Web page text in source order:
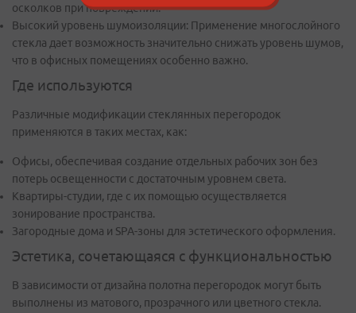
осколков при повреждении.
Высокий уровень шумоизоляции: Применение многослойного
стекла дает возможность значительно снижать уровень шумов,
что в офисных помещениях особенно важно.
Где используются
Различные модификации стеклянных перегородок
применяются в таких местах, как:
Офисы, обеспечивая создание отдельных рабочих зон без
потерь освещенности с достаточным уровнем света.
Квартиры-студии, где с их помощью осуществляется
зонирование пространства.
Загородные дома и SPA-зоны для эстетического оформления.
Эстетика, сочетающаяся с функциональностью
В зависимости от дизайна полотна перегородок могут быть
выполнены из матового, прозрачного или цветного стекла.